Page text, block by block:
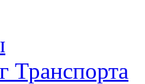
Транспорта